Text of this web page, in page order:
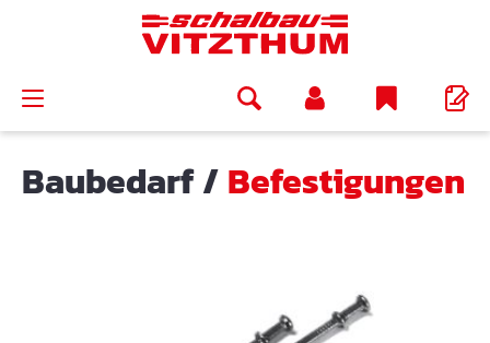
Baubedarf/Befestigungen